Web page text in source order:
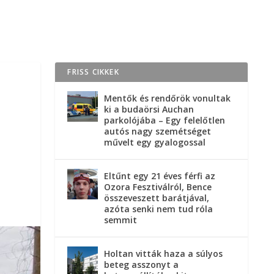
FRISS CIKKEK
Mentők és rendőrök vonultak
ki a budaörsi Auchan
parkolójába – Egy felelőtlen
autós nagy szemétséget
művelt egy gyalogossal
Eltűnt egy 21 éves férfi az
Ozora Fesztiválról, Bence
összeveszett barátjával,
azóta senki nem tud róla
semmit
Holtan vitták haza a súlyos
beteg asszonyt a